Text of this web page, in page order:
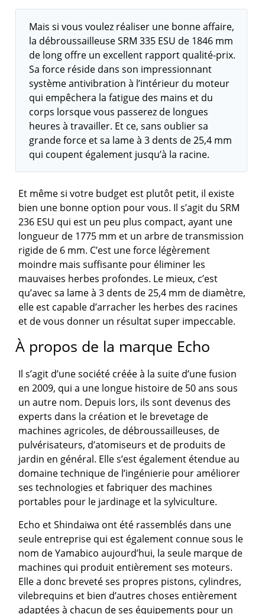
Mais si vous voulez réaliser une bonne affaire,
la débroussailleuse SRM 335 ESU de 1846 mm
de long offre un excellent rapport qualité-prix.
Sa force réside dans son impressionnant
système antivibration à l’intérieur du moteur
qui empêchera la fatigue des mains et du
corps lorsque vous passerez de longues
heures à travailler. Et ce, sans oublier sa
grande force et sa lame à 3 dents de 25,4 mm
qui coupent également jusqu’à la racine.
Et même si votre budget est plutôt petit, il existe
bien une bonne option pour vous. Il s’agit du SRM
236 ESU qui est un peu plus compact, ayant une
longueur de 1775 mm et un arbre de transmission
rigide de 6 mm. C’est une force légèrement
moindre mais suffisante pour éliminer les
mauvaises herbes profondes. Le mieux, c’est
qu’avec sa lame à 3 dents de 25,4 mm de diamètre,
elle est capable d’arracher les herbes des racines
et de vous donner un résultat super impeccable.
À propos de la marque Echo
Il s’agit d’une société créée à la suite d’une fusion
en 2009, qui a une longue histoire de 50 ans sous
un autre nom. Depuis lors, ils sont devenus des
experts dans la création et le brevetage de
machines agricoles, de débroussailleuses, de
pulvérisateurs, d’atomiseurs et de produits de
jardin en général. Elle s’est également étendue au
domaine technique de l’ingénierie pour améliorer
ses technologies et fabriquer des machines
portables pour le jardinage et la sylviculture.
Echo et Shindaiwa ont été rassemblés dans une
seule entreprise qui est également connue sous le
nom de Yamabico aujourd’hui, la seule marque de
machines qui produit entièrement ses moteurs.
Elle a donc breveté ses propres pistons, cylindres,
vilebrequins et bien d’autres choses entièrement
adaptées à chacun de ses équipements pour un